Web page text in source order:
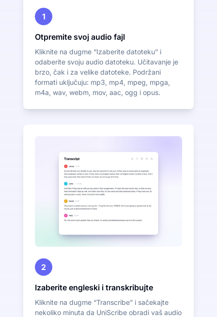
1
Otpremite svoj audio fajl
Kliknite na dugme “Izaberite datoteku” i
odaberite svoju audio datoteku. Učitavanje je
brzo, čak i za velike datoteke. Podržani
formati uključuju: mp3, mp4, mpeg, mpga,
m4a, wav, webm, mov, aac, ogg i opus.
2
Izaberite engleski i transkribujte
Kliknite na dugme “Transcribe” i sačekajte
nekoliko minuta da UniScribe obradi vaš audio